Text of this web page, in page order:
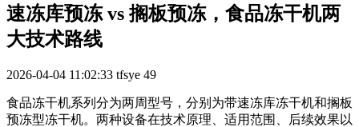
速冻库预冻 vs 搁板预冻，食品冻干机两
大技术路线
2026-04-04 11:02:33 tfsye 49
食品冻干机系列分为两周型号，分别为带速冻库冻干机和搁板
预冻型冻干机。两种设备在技术原理、适用范围、后续效果以